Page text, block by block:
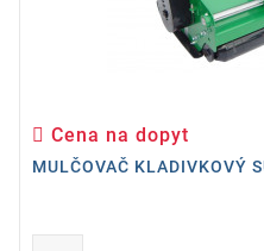
Cena na dopyt
MULČOVAČ KLADIVKOVÝ